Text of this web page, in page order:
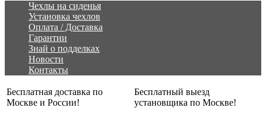
Чехлы на сиденья
Установка чехлов
Оплата / Доставка
Гарантии
Знай о подделках
Новости
Контакты
Бесплатная доставка по
Москве и России!
Бесплатный выезд
установщика по Москве!